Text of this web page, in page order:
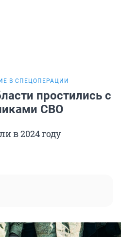
В СПЕЦОПЕРАЦИИ
простились с
СВО
в 2024 году